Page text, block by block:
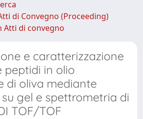
di Convegno (Proceeding)
Atti di convegno
e caratterizzazione
peptidi in olio
di oliva mediante
gel e spettrometria di
TOF/TOF